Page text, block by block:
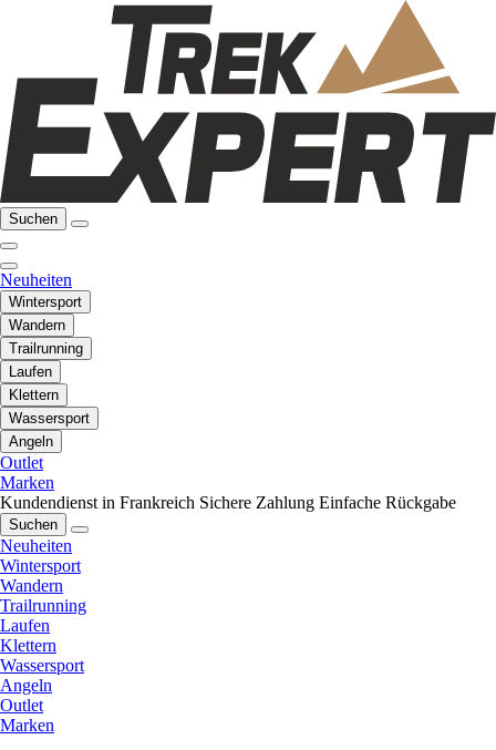
Suchen
Neuheiten
Wintersport
Wandern
Trailrunning
Laufen
Klettern
Wassersport
Angeln
Outlet
Marken
Kundendienst in Frankreich Sichere Zahlung Einfache Rückgabe
Suchen
Neuheiten
Wintersport
Wandern
Trailrunning
Laufen
Klettern
Wassersport
Angeln
Outlet
Marken